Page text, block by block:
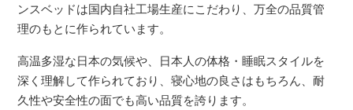
ンスベッドは国内自社工場生産にこだわり、万全の品質管
理のもとに作られています。
高温多湿な日本の気候や、日本人の体格・睡眠スタイルを
深く理解して作られており、寝心地の良さはもちろん、耐
久性や安全性の面でも高い品質を誇ります。